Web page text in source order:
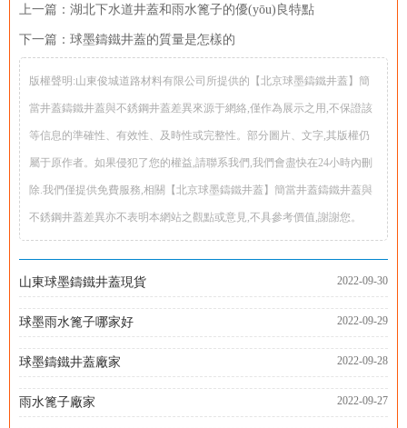
上一篇： 湖北下水道井蓋和雨水篦子的優(yōu)良特點
下一篇： 球墨鑄鐵井蓋的質量是怎樣的
版權聲明:山東俊城道路材料有限公司所提供的【北京球墨鑄鐵井蓋】簡
當井蓋鑄鐵井蓋與不銹鋼井蓋差異來源于網絡,僅作為展示之用,不保證該
等信息的準確性、有效性、及時性或完整性。部分圖片、文字,其版權仍
屬于原作者。如果侵犯了您的權益,請聯系我們,我們會盡快在24小時內刪
除.我們僅提供免費服務,相關【北京球墨鑄鐵井蓋】簡當井蓋鑄鐵井蓋與
不銹鋼井蓋差異亦不表明本網站之觀點或意見,不具參考價值,謝謝您。
山東球墨鑄鐵井蓋現貨 2022-09-30
球墨雨水篦子哪家好 2022-09-29
球墨鑄鐵井蓋廠家 2022-09-28
雨水篦子廠家 2022-09-27